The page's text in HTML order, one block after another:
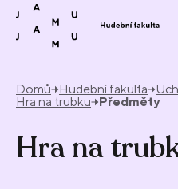
Přeskočit na obsah
Domů Hudební fakulta
Hra na trubku
Předměty
Hra na